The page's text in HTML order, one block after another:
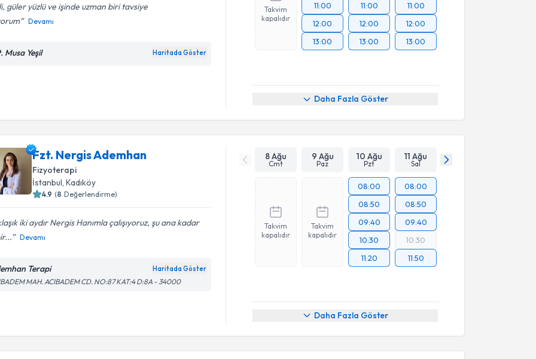
güler yüzlü ve işinde uzman biri tavsiye
Devamı
Musa Yeşil Haritada Göster
Takvim
kapalıdır
11:00
12:00
13:00
11:00
12:00
13:00
11:00
12:00
13:00
Daha Fazla Göster
Fzt. Nergis Ademhan
Fizyoterapi
İstanbul , Kadıköy
4.9 (8 Değerlendirme)
iki aydır Nergis Hanımla çalışıyoruz, şu ana kadar
Devamı
Terapi Haritada Göster
MAH. ACIBADEM CD. NO:87 KAT:4 D:8A - 34000
8 Ağu
Cmt
9 Ağu
Paz
10 Ağu
Pzt
11 Ağu
Sal
Takvim
kapalıdır
Takvim
kapalıdır
08:00
08:50
09:40
10:30
11:20
08:00
08:50
09:40
10:30
11:50
Daha Fazla Göster
Randevu Takvimi Talebi